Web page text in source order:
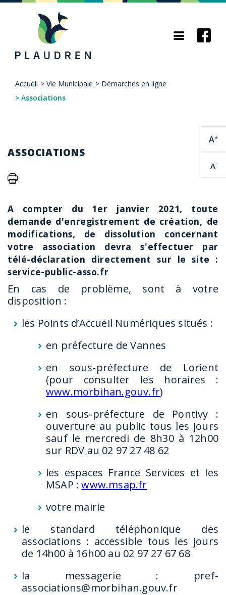
Aller
contenu
principal
A+
A-
Fil
Accueil > Vie Municipale > Démarches en ligne
> Associations
ASSOCIATIONS
A compter du 1er janvier 2021, toute
demande d'enregistrement de création, de
modifications, de dissolution concernant
votre association devra s'effectuer par
télé-déclaration directement sur le site :
service-public-asso.fr
En cas de problème, sont à votre
disposition :
les Points d’Accueil Numériques situés :
en préfecture de Vannes
en sous-préfecture de Lorient
(pour consulter les horaires :
www.morbihan.gouv.fr)
en sous-préfecture de Pontivy :
ouverture au public tous les jours
sauf le mercredi de 8h30 à 12h00
sur RDV au 02 97 27 48 62
les espaces France Services et les
MSAP :www.msap.fr
votre mairie
le standard téléphonique des
associations : accessible tous les jours
de 14h00 à 16h00 au 02 97 27 67 68
la messagerie : pref-
associations@morbihan.gouv.fr